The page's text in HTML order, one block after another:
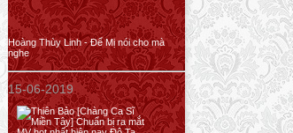
Hoàng Thùy Linh - Để Mị nói cho mà
nghe
15-06-2019